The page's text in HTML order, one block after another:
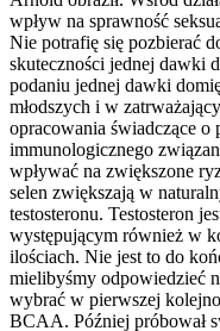
wpływ na sprawność
Nie potrafię się pozbierać
skuteczności jednej dawki
podaniu jednej dawki
młodszych i w
opracowania świadczące o
immunologicznego
wpływać na zwiększone
selen zwiększają w
testosteronu. Testosteron
występującym również w
ilościach. Nie jest to do
mielibyśmy odpowiedzieć
wybrać w pierwszej
BCAA. Później próbował